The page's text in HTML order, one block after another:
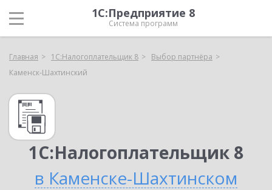
1С:Предприятие 8
Система программ
Главная 1С:Налогоплательщик 8
Выбор партнёра
Каменск-Шахтинский
1С:Налогоплательщик 8
в Каменске-Шахтинском